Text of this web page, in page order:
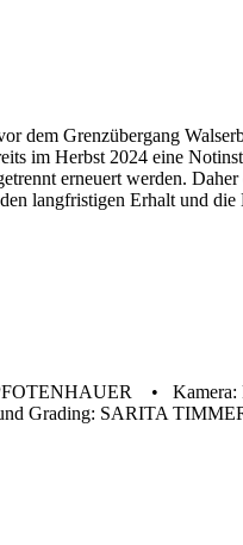
dem Grenzübergang
im Herbst 2024 eine
erneuert werden.
langfristigen Erhalt und
•
Grading: SARITA